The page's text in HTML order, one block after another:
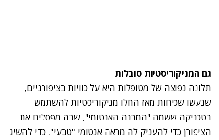
גם המניקוריסטיות סובלות
תלונה נפוצה של מטופלות היא על כוויות בציפורניים,
שנעשו שכיחות מאז החלו מניקוריסטיות להשתמש
בטכניקה ששמה "המבנה האנטומי", שבה מפסלים את
הציפורן כדי להעניק לה מראה אנטומי "טבעי". כדי להשיג